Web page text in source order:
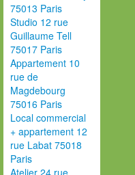
75013 Paris
Studio 12 rue
Guillaume Tell
75017 Paris
Appartement 10
rue de
Magdebourg
75016 Paris
Local commercial
+ appartement 12
rue Labat 75018
Paris
Atelier 24 rue